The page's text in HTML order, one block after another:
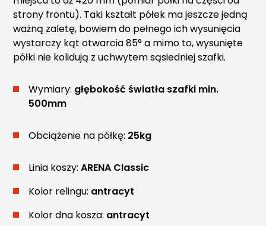
strony frontu). Taki kształt półek ma jeszcze jedną
ważną zaletę, bowiem do pełnego ich wysunięcia
wystarczy kąt otwarcia 85° a mimo to, wysunięte
półki nie kolidują z uchwytem sąsiedniej szafki.
Wymiary: głębokość światła szafki min.
500mm
Obciążenie na półkę: 25kg
Linia koszy:ARENA Classic
Kolor relingu: antracyt
Kolor dna kosza: antracyt